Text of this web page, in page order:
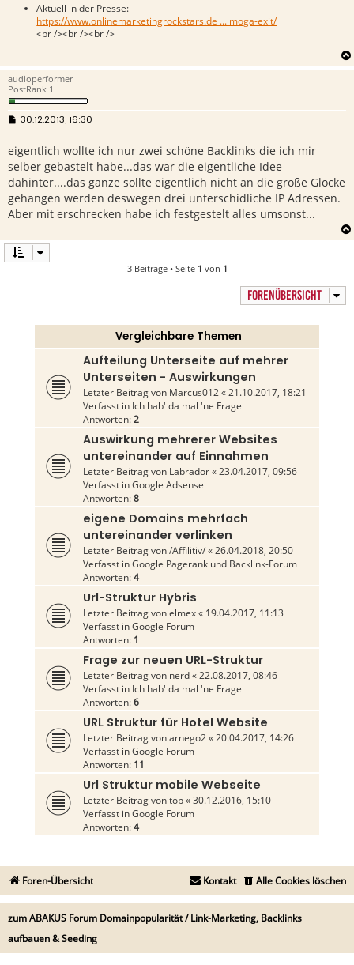
Aktuell in der Presse:
https://www.onlinemarketingrockstars.de ... moga-exit/
<br /><br /><br />
audioperformer
PostRank 1
B
t
r
a
g
30.12.2013, 16:30
eigentlich wollte ich nur zwei schöne Backlinks die ich mir
selber gebastelt habe...das war die eigentliche Idee
dahinter....das ganze sollte eigentlich nicht an die große Glocke
gehangen werden deswegen drei unterschidliche IP Adressen.
Aber mit erschrecken habe ich festgestelt alles umsonst...
3 Beiträge • Seite 1 von 1
FORENÜBERSICHT
Vergleichbare Themen
Aufteilung Unterseite auf mehrer
Unterseiten - Auswirkungen
Letzter Beitrag von Marcus012«21.10.2017, 18:21
Verfasst in Ich hab' da mal 'ne Frage
Antworten:2
Auswirkung mehrerer Websites
untereinander auf Einnahmen
Letzter Beitrag von Labrador«23.04.2017, 09:56
Verfasst inGoogle Adsense
Antworten:8
eigene Domains mehrfach
untereinander verlinken
Letzter Beitrag von/Affilitiv/«26.04.2018, 20:50
Verfasst inGoogle Pagerank und Backlink-Forum
Antworten:4
Url-Struktur Hybris
Letzter Beitrag vonelmex« 19.04.2017, 11:13
Verfasst inGoogle Forum
Antworten: 1
Frage zur neuen URL-Struktur
Letzter Beitrag von nerd«22.08.2017, 08:46
Verfasst in Ich hab' da mal 'ne Frage
Antworten:6
URL Struktur für Hotel Website
Letzter Beitrag vonarnego2«20.04.2017, 14:26
Verfasst inGoogle Forum
Antworten: 11
Url Struktur mobile Webseite
Letzter Beitrag vontop«30.12.2016, 15:10
Verfasst inGoogle Forum
Antworten:4
Foren-Übersicht Alle Cookies löschen
Kontakt
zum ABAKUS Forum Domainpopularität / Link-Marketing, Backlinks
aufbauen & Seeding